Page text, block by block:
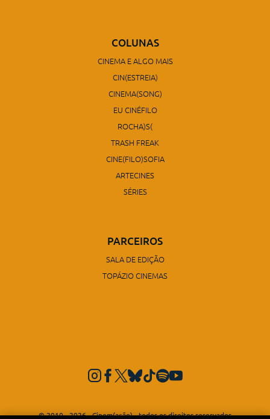
COLUNAS
CINEMA E ALGO MAIS
CIN(ESTREIA)
CINEMA(SONG)
EU CINÉFILO
ROCHA)S(
TRASH FREAK
CINE(FILO)SOFIA
ARTECINES
SÉRIES
PARCEIROS
SALA DE EDIÇÃO
TOPÁZIO CINEMAS
© 2010 - 2026 - Cinem(ação) - todos os direitos reservados